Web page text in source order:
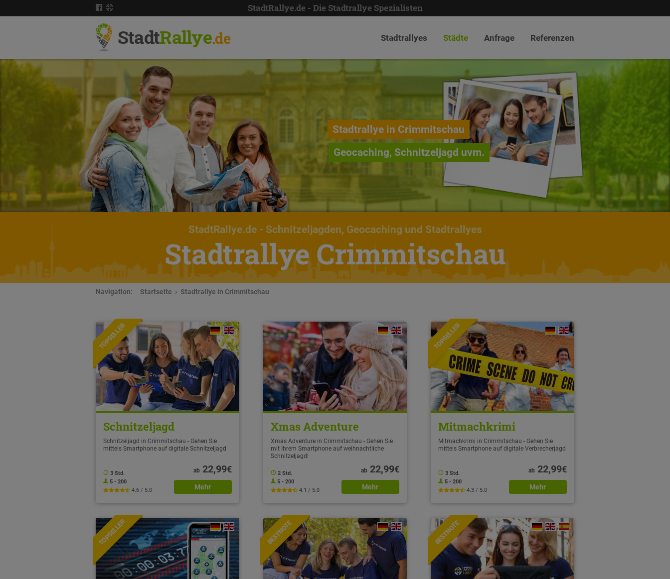
StadtRallye.de - Die Stadtrallye Spezialisten
StadtRallye.de Stadtrallyes Städte Anfrage Referenzen
Stadtrallye in Crimmitschau
Geocaching, Schnitzeljagd uvm.
StadtRallye.de- Schnitzeljagden, Geocaching und Stadtrallyes
Stadtrallye Crimmitschau
Navigation: Startseite Stadtrallye in Crimmitschau
TOPSELLER
Schnitzeljagd
Schnitzeljagd in Crimmitschau - Gehen Sie
mittels Smartphone auf digitale Schnitzeljagd
3 Std.
5 - 200
4.6 / 5.0
ab22,99€
Mehr
Xmas Adventure
Xmas Adventure in Crimmitschau - Gehen Sie
mit Ihrem Smartphone auf weihnachtliche
Schnitzeljagd!
2 Std.
5 - 200
4.1 / 5.0
ab22,99€
Mehr
TOPSELLER
Mitmachkrimi
Mitmachkrimi in Crimmitschau - Gehen Sie
mittels Smartphone auf digitale Verbrecherjagd
3 Std.
5 - 200
4.3 / 5.0
ab22,99€
Mehr
NEU
TOPSELLER BESTNOTE BESTNOTE